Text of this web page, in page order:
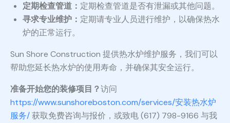
定期检查管道： 定期检查管道是否有泄漏或其他问题。
寻求专业维护： 定期请专业人员进行维护，以确保热水
炉的正常运行。
Sun Shore Construction 提供热水炉维护服务，我们可以
帮助您延长热水炉的使用寿命，并确保其安全运行。
准备开始您的装修项目？访问
https://www.sunshoreboston.com/services/安装热水炉
服务/获取免费咨询与报价，或致电 (617) 798-9166 与我